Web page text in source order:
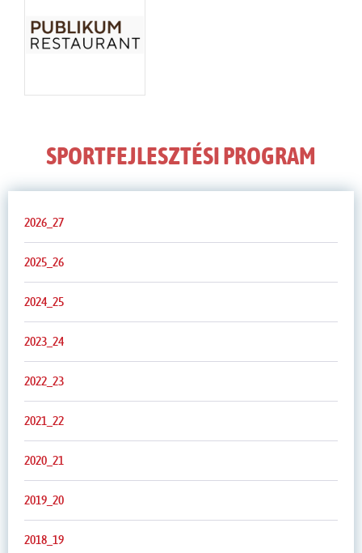
SPORTFEJLESZTÉSI PROGRAM
2026_27
2025_26
2024_25
2023_24
2022_23
2021_22
2020_21
2019_20
2018_19